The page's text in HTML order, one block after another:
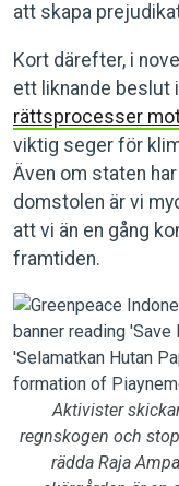
att skapa
Kort därefter, i
ett liknande beslut
rättsprocesser
viktig seger för
Även om staten
domstolen är vi
att vi än en gång
framtiden.
Aktivister
regnskogen och
rädda Raja